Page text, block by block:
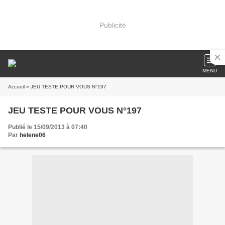
Publicité
MENU
Accueil » JEU TESTE POUR VOUS N°197
JEU TESTE POUR VOUS N°197
Publié le 15/09/2013 à 07:40
Par helene06